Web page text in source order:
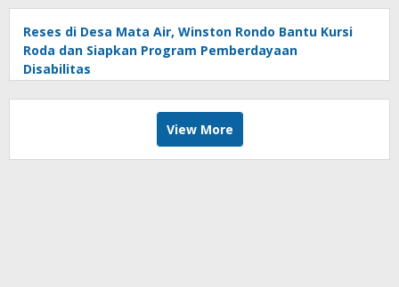
Reses di Desa Mata Air, Winston Rondo Bantu Kursi
Roda dan Siapkan Program Pemberdayaan
Disabilitas
View More